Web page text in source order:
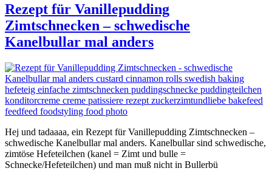
Rezept für Vanillepudding
Zimtschnecken – schwedische
Kanelbullar mal anders
Hej und tadaaaa, ein Rezept für Vanillepudding Zimtschnecken –
schwedische Kanelbullar mal anders. Kanelbullar sind schwedische,
zimtöse Hefeteilchen (kanel = Zimt und bulle =
Schnecke/Hefeteilchen) und man muß nicht in Bullerbü